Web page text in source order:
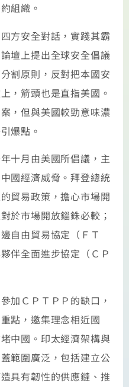
組織。
安全對話，實踐其霸
壇上提出全球安全倡議
割原則，反對把本國安
，箭頭也是直指美國。
，但與美國較勁意味濃
爆點。
月由美國所倡議，主
國經濟威脅。拜登總統
貿易政策，擔心市場開
於市場開放錙銖必較；
自由貿易協定（ＦＴ
伴全面進步協定（ＣＰ
ＣＰＴＰＰ的缺口，
點，邀集理念相近國
中國。印太經濟架構與
範圍廣泛，包括建立公
具有韌性的供應鏈、推